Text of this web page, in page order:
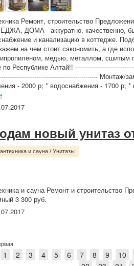
Ремонт, строительство
ДОМА - аккуратно, качественно,
и канализацию в коттедже.
на чем стоит сэкономить, а где
медью, металлом, сшитым
по Республике Алтай!!
Монтаж/
- 2000 р; * водоснабжения - 1700 р;
новый унитаз
и сауна/ Унитазы
и сауна Ремонт и строительство
3 300 руб.
1 2 3 4 5 6 7 8 9 10